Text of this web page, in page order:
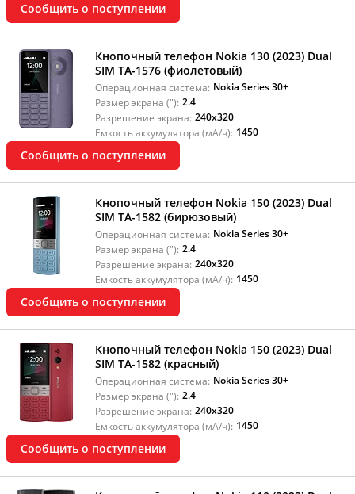
Сообщить о поступлении
Кнопочный телефон Nokia 130 (2023) Dual
SIM ТА-1576 (фиолетовый)
Операционная система: Nokia Series 30+
Размер экрана ("): 2.4
Разрешение экрана: 240x320
Емкость аккумулятора (мА/ч): 1450
Сообщить о поступлении
Кнопочный телефон Nokia 150 (2023) Dual
SIM ТА-1582 (бирюзовый)
Операционная система: Nokia Series 30+
Размер экрана ("): 2.4
Разрешение экрана: 240x320
Емкость аккумулятора (мА/ч): 1450
Сообщить о поступлении
Кнопочный телефон Nokia 150 (2023) Dual
SIM TA-1582 (красный)
Операционная система: Nokia Series 30+
Размер экрана ("): 2.4
Разрешение экрана: 240x320
Емкость аккумулятора (мА/ч): 1450
Сообщить о поступлении